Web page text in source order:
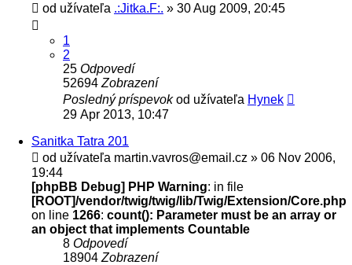
od užívateľa .:Jitka.F:. » 30 Aug 2009, 20:45
1
2
25 Odpovedí
52694 Zobrazení
Posledný príspevokod užívateľa Hynek
29 Apr 2013, 10:47
Sanitka Tatra 201
od užívateľa martin.vavros@email.cz » 06 Nov 2006,
19:44
[phpBB Debug] PHP Warning: in file
[ROOT]/vendor/twig/twig/lib/Twig/Extension/Core.php
on line 1266: count(): Parameter must be an array or
an object that implements Countable
8 Odpovedí
18904 Zobrazení